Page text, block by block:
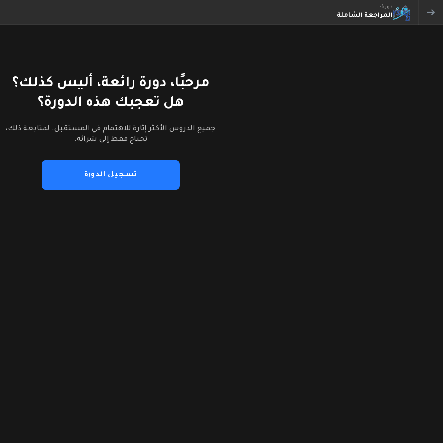
دورة:
المراجعة الشاملة
مرحبًا، دورة رائعة، أليس كذلك؟
هل تعجبك هذه الدورة؟
جميع الدروس الأكثر إثارة للاهتمام في المستقبل. لمتابعة ذلك،
تحتاج فقط إلى شرائه.
تسجيل الدورة